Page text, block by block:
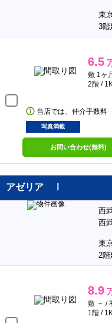
東
3階
6.5
敷 1ヶ
2階 /
当店では、仲介手数料
写真満載
お問い合わせ(無料)
アゼリア Ⅰ
西
西
東
2階
8.9
敷 － /
1階 /